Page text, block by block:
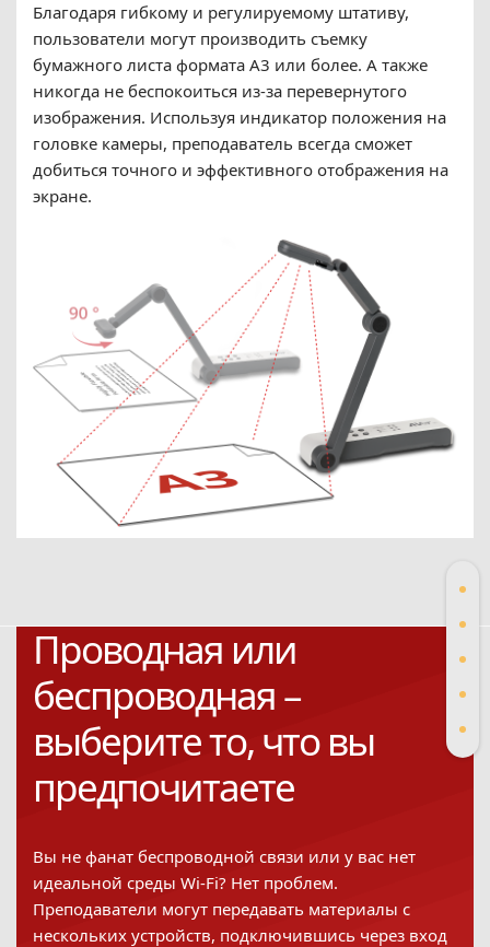
Благодаря гибкому и регулируемому штативу,
пользователи могут производить съемку
бумажного листа формата А3 или более. А также
никогда не беспокоиться из-за перевернутого
изображения. Используя индикатор положения на
головке камеры, преподаватель всегда сможет
добиться точного и эффективного отображения на
экране.
Проводная или
беспроводная –
выберите то, что вы
предпочитаете
Вы не фанат беспроводной связи или у вас нет
идеальной среды Wi-Fi? Нет проблем.
Преподаватели могут передавать материалы с
нескольких устройств, подключившись через вход